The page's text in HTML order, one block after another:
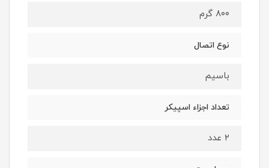
۸۰۰ گرم
نوع اتصال
باسیم
تعداد اجزاء اسپیکر
۲ عدد